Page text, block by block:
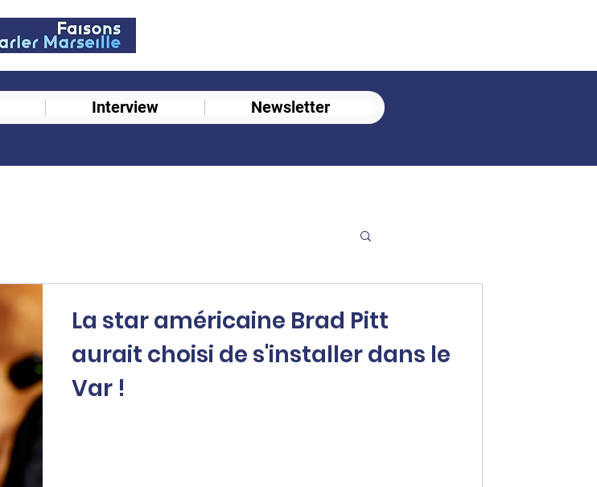
La star américaine Brad Pitt
aurait choisi de s'installer dans le
Var !
Interview Newsletter